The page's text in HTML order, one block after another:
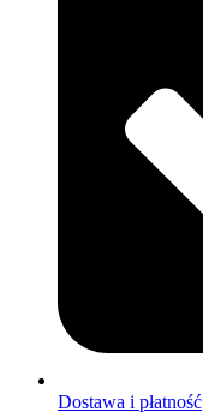
Dostawa i płatność